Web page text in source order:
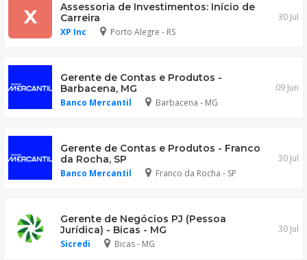
X
Assessoria de Investimentos: Início de
Carreira
XP Inc Porto Alegre - RS
30 Jul
Gerente de Contas e Produtos -
Barbacena, MG
Banco Mercantil Barbacena - MG
09 Jun
Gerente de Contas e Produtos - Franco
da Rocha, SP
Banco Mercantil Franco da Rocha - SP
30 Jul
Gerente de Negócios PJ (Pessoa
Jurídica) - Bicas - MG
Sicredi Bicas - MG
30 Jul